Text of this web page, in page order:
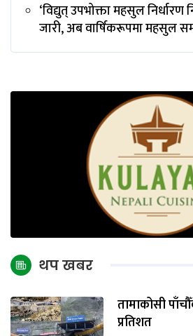
‘विद्युत् उपभोक्ता महसुल निर्धारण
जारी, अब वार्षिकरूपमा महसुल
थप खबर
तामाकोसी
प्रतिशत